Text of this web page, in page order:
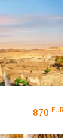
870 EUR